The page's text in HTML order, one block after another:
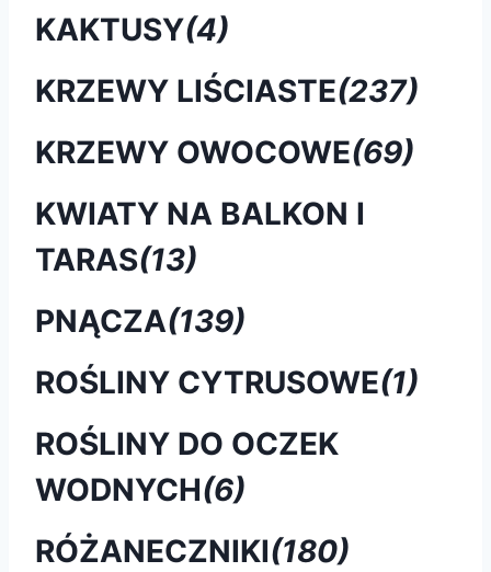
KAKTUSY(4)
KRZEWY LIŚCIASTE(237)
KRZEWY OWOCOWE(69)
KWIATY NA BALKON I
TARAS(13)
PNĄCZA(139)
ROŚLINY CYTRUSOWE(1)
ROŚLINY DO OCZEK
WODNYCH(6)
RÓŻANECZNIKI(180)